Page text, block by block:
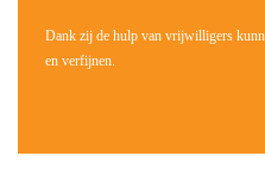
Dank zij de hulp van vrijwilligers
en verfijnen.